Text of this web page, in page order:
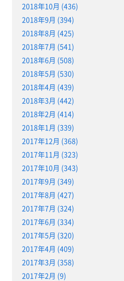
2018年10月 (436)
2018年9月 (394)
2018年8月 (425)
2018年7月 (541)
2018年6月 (508)
2018年5月 (530)
2018年4月 (439)
2018年3月 (442)
2018年2月 (414)
2018年1月 (339)
2017年12月 (368)
2017年11月 (323)
2017年10月 (343)
2017年9月 (349)
2017年8月 (427)
2017年7月 (324)
2017年6月 (334)
2017年5月 (320)
2017年4月 (409)
2017年3月 (358)
2017年2月 (9)